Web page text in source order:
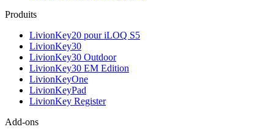
Produits
LivionKey20 pour iLOQ S5
LivionKey30
LivionKey30 Outdoor
LivionKey30 EM Edition
LivionKeyOne
LivionKeyPad
LivionKey Register
Add-ons